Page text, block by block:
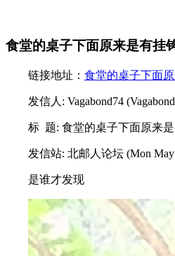
食堂的桌子下面原来是有挂
链接地址： 食堂的桌子下面
发信人: Vagabond74
标 题: 食堂的桌子下面原来
发信站: 北邮人论坛 (Mon
是谁才发现